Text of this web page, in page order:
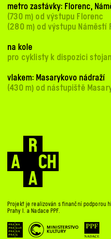
metro zastávky: Florenc,
(730 m) od výstupu Florenc
(280 m) od výstupu Náměstí
na kole
pro cyklisty k dispozici
vlakem: Masarykovo nádraží
(430 m) od nástupiště
Projekt je realizován s finanční podporou
Prahy 1. a Nadace PPF.